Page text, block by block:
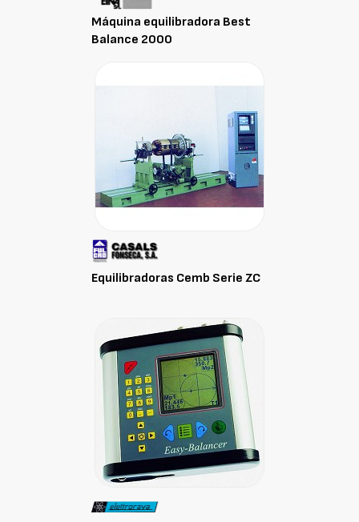
Máquina equilibradora Best
Balance 2000
Equilibradoras Cemb Serie ZC